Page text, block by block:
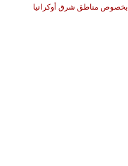
بخصوص مناطق شرق أوكرانيا